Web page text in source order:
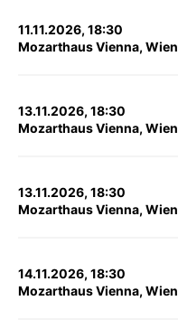
11.11.2026, 18:30
Mozarthaus Vienna, Wien
13.11.2026, 18:30
Mozarthaus Vienna, Wien
13.11.2026, 18:30
Mozarthaus Vienna, Wien
14.11.2026, 18:30
Mozarthaus Vienna, Wien